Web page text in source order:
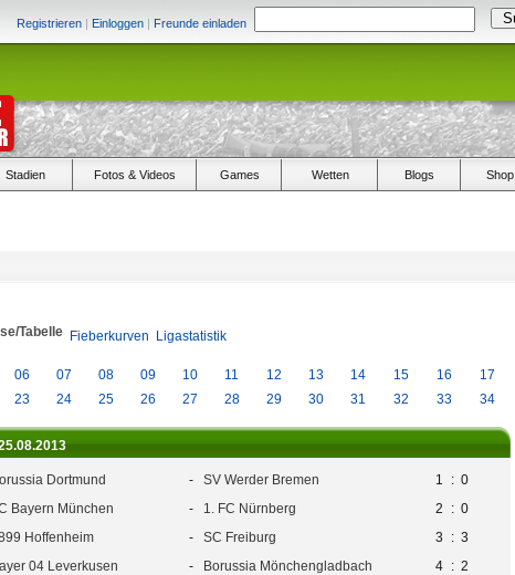
Registrieren | Einloggen | Freunde einladen
Stadien Fotos & Videos Games Wetten Blogs Shop
Tabelle Fieberkurven Ligastatistik
06 07 08 09 10 11 12 13 14 15 16
17
23 24 25 26 27 28 29 30 31 32 33 34
Dortmund - SV Werder Bremen 1 : 0
Bayern München - 1. FC Nürnberg 2 : 0
Hoffenheim - SC Freiburg 3 : 3
04 Leverkusen - Borussia Mönchengladbach 4 : 2